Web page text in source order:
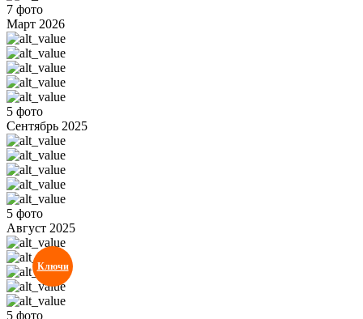
7 фото
Март 2026
5 фото
Сентябрь 2025
5 фото
Август 2025
5 фото
Ключи